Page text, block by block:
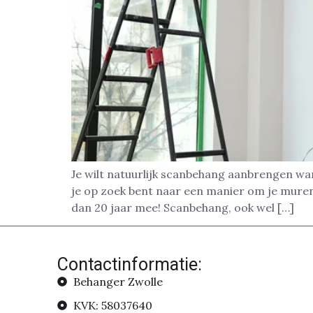
Je wilt natuurlijk scanbehang aanbrengen
je op zoek bent naar een manier om je
dan 20 jaar mee! Scanbehang, ook wel […]
Contactinformatie:
Behanger Zwolle
KVK: 58037640